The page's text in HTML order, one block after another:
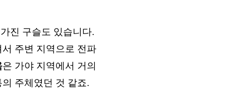
주변 지역으로 전파
은 가야 지역에서 거의
주체였던 것 같죠.